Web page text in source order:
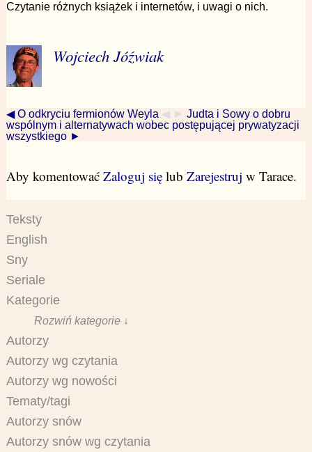
Czytanie różnych książek i internetów, i uwagi o nich.
Wojciech Jóźwiak
◀ O odkryciu fermionów Weyla ◀ ► Judta i Sowy o dobru
wspólnym i alternatywach wobec postępującej prywatyzacji
wszystkiego ►
Aby komentować Zaloguj sięlub Zarejestruj w Tarace.
Teksty
English
Sny
Seriale
Kategorie
Rozwiń kategorie ↓
Autorzy
Autorzy wg czytania
Autorzy wg nowości
Tematy/tagi
Autorzy snów
Autorzy snów wg czytania